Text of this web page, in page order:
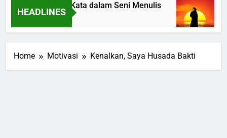
HEADLINES
Terbangkan Kata dalam Seni Menulis
3 Tahun Ago
Home Motivasi Kenalkan, Saya Husada Bakti